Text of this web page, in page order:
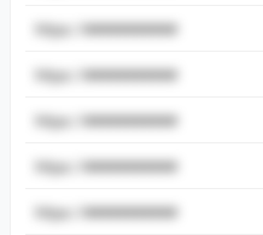
https://###########
https://###########
https://###########
https://###########
https://###########